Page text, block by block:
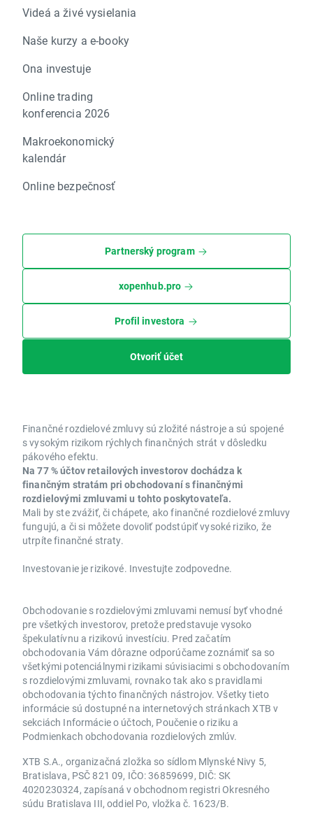
Videá a živé vysielania
Naše kurzy a e-booky
Ona investuje
Online trading
konferencia 2026
Makroekonomický
kalendár
Online bezpečnosť
Partnerský program
xopenhub.pro
Profil investora
Otvoriť účet
Finančné rozdielové zmluvy sú zložité nástroje a sú spojené
s vysokým rizikom rýchlych finančných strát v dôsledku
pákového efektu.
Na 77 % účtov retailových investorov dochádza k
finančným stratám pri obchodovaní s finančnými
rozdielovými zmluvami u tohto poskytovateľa.
Mali by ste zvážiť, či chápete, ako finančné rozdielové zmluvy
fungujú, a či si môžete dovoliť podstúpiť vysoké riziko, že
utrpíte finančné straty.
Investovanie je rizikové. Investujte zodpovedne.
Obchodovanie s rozdielovými zmluvami nemusí byť vhodné
pre všetkých investorov, pretože predstavuje vysoko
špekulatívnu a rizikovú investíciu. Pred začatím
obchodovania Vám dôrazne odporúčame zoznámiť sa so
všetkými potenciálnymi rizikami súvisiacimi s obchodovaním
s rozdielovými zmluvami, rovnako tak ako s pravidlami
obchodovania týchto finančných nástrojov. Všetky tieto
informácie sú dostupné na internetových stránkach XTB v
sekciách Informácie o účtoch, Poučenie o riziku a
Podmienkach obchodovania rozdielových zmlúv.
XTB S.A., organizačná zložka so sídlom Mlynské Nivy 5,
Bratislava, PSČ 821 09, IČO: 36859699, DIČ: SK
4020230324, zapísaná v obchodnom registri Okresného
súdu Bratislava III, oddiel Po, vložka č. 1623/B.